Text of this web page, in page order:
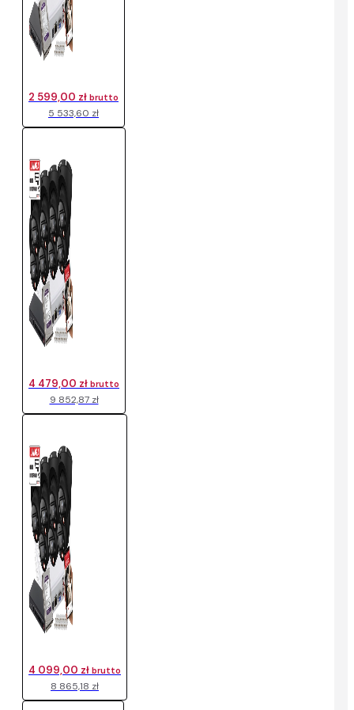
5 533,60 zł
2 599,00 zł brutto
9 852,87 zł
4 479,00 zł brutto
8 865,18 zł
4 099,00 zł brutto